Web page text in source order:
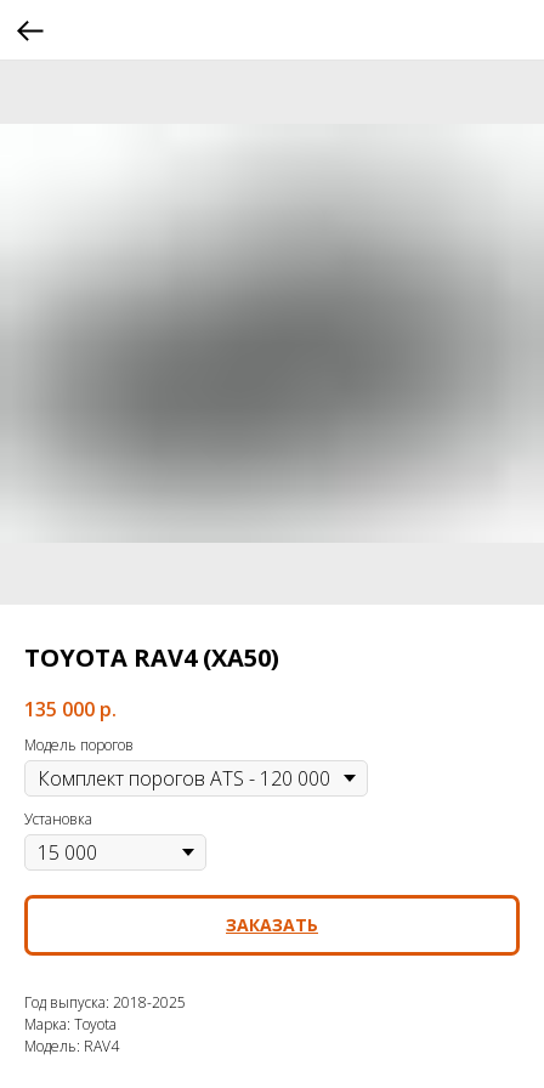
TOYOTA RAV4 (ХА50)
135 000 р.
Модель порогов
Установка
ЗАКАЗАТЬ
Год выпуска: 2018-2025
Марка: Toyota
Модель: RAV4